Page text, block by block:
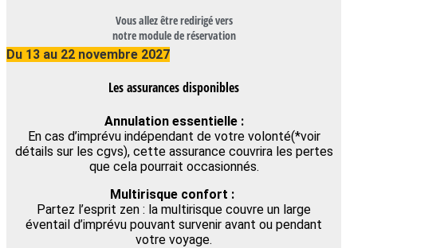
Vous allez être redirigé vers
notre module de réservation
Du 13 au 22 novembre 2027
Les assurances disponibles
Annulation essentielle :
En cas d’imprévu indépendant de votre volonté(*voir
détails sur les cgvs), cette assurance couvrira les pertes
que cela pourrait occasionnés.
Multirisque confort :
Partez l’esprit zen : la multirisque couvre un large
éventail d’imprévu pouvant survenir avant ou pendant
votre voyage.